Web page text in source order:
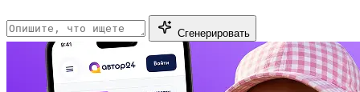
Сгенерировать